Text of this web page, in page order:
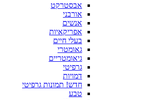
אבסטרקט
אורבני
אנשים
אפריקאיות
בעלי חיים
גאומטרי
גיאומטריים
גרפיטי
דמויות
חדש! תמונות גרפיטי
טבע